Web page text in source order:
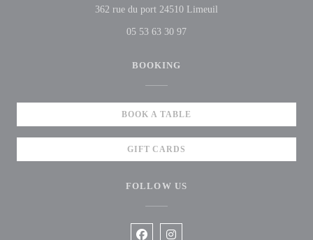
362 rue du port 24510 Limeuil
05 53 63 30 97
BOOKING
BOOK A TABLE
GIFT CARDS
FOLLOW US